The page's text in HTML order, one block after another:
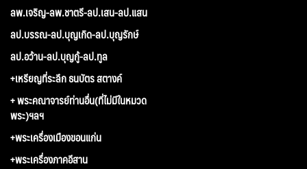
ลพ.เจริญ-ลพ.ชาตรี-ลป.เสน-ลป.แสน
ลป.บรรณ-ลป.บุญเกิด-ลป.บุญรักษ์
ลป.อว้าน-ลป.บุญกู้-ลป.ทูล
+เหรียญที่ระลึก ธนบัตร สตางค์
+ พระคณาจารย์ท่านอื่น(ที่ไม่มีในหมวด
พระ)ฯลฯ
+พระเครื่องเมืองขอนแก่น
+พระเครื่องภาคอีสาน